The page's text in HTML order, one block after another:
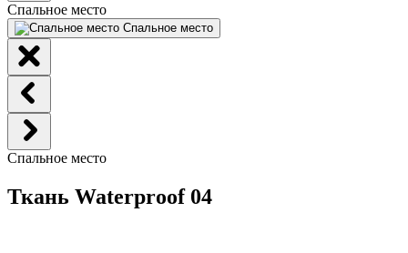
Спальное место
Спальное место
Спальное место
Ткань Waterproof 04